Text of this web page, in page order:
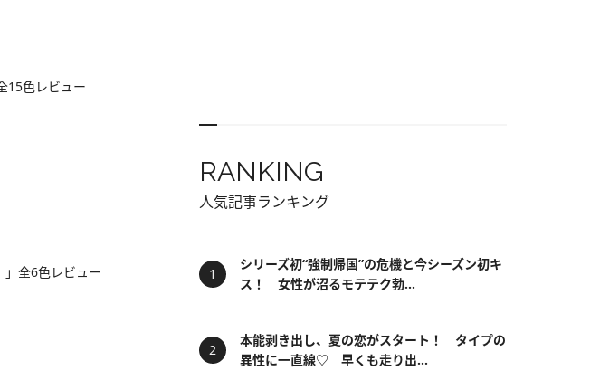
15色レビュー
」全6色レビュー
RANKING
人気記事ランキング
シリーズ初“強制帰国”の危機と今シーズン初キ
ス！ 女性が沼るモテテク勃...
本能剥き出し、夏の恋がスタート！ タイプの
異性に一直線♡ 早くも走り出...